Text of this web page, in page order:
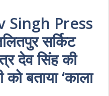
Singh Press
सर्किट
देव सिंह की
को बताया ‘काला